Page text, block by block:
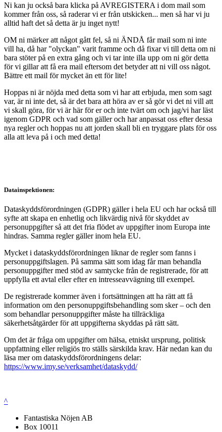
Ni kan ju också bara klicka på AVREGISTERA i dom mail som
kommer från oss, så raderar vi er från utskicken... men så har vi ju
alltid haft det så detta är ju inget nytt!
OM ni märker att något gått fel, så ni ÄNDÅ får mail som ni inte
vill ha, då har "olyckan" varit framme och då fixar vi till detta om ni
bara stöter på en extra gång och vi tar inte illa upp om ni gör detta
för vi gillar att få era mail eftersom det betyder att ni vill oss något.
Bättre ett mail för mycket än ett för lite!
Hoppas ni är nöjda med detta som vi har att erbjuda, men som sagt
var, är ni inte det, så är det bara att höra av er så gör vi det ni vill att
vi skall göra, för vi är här för er och inte tvärt om och jag/vi har läst
igenom GDPR och vad som gäller och har anpassat oss efter dessa
nya regler och hoppas nu att jorden skall bli en tryggare plats för oss
alla att leva på i och med detta!
Datainspektionen:
Dataskyddsförordningen (GDPR) gäller i hela EU och har också till
syfte att skapa en enhetlig och likvärdig nivå för skyddet av
personuppgifter så att det fria flödet av uppgifter inom Europa inte
hindras. Samma regler gäller inom hela EU.
Mycket i dataskyddsförordningen liknar de regler som fanns i
personuppgiftslagen. På samma sätt som idag får man behandla
personuppgifter med stöd av samtycke från de registrerade, för att
uppfylla ett avtal eller efter en intresseavvägning till exempel.
De registrerade kommer även i fortsättningen att ha rätt att få
information om den personuppgiftsbehandling som sker – och den
som behandlar personuppgifter måste ha tillräckliga
säkerhetsåtgärder för att uppgifterna skyddas på rätt sätt.
Om det är fråga om uppgifter om hälsa, etniskt ursprung, politisk
uppfattning eller religiös tro ställs särskilda krav. Här nedan kan du
läsa mer om dataskyddsförordningens delar:
https://www.imy.se/verksamhet/dataskydd/
^
Fantastiska Nöjen AB
Box 10011